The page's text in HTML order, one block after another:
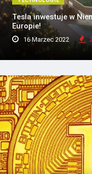
Tesla inwestuje w
Europie!
16 Marzec 2022